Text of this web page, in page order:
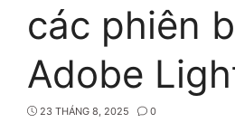
các phiên
Adobe
23 THÁNG 8, 2025 0